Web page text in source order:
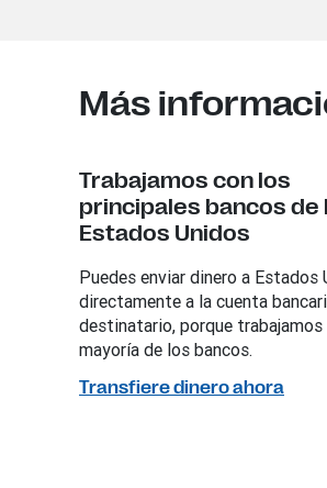
Más
Trabajamos con los
principales bancos de
Estados Unidos
Puedes enviar dinero a Estados
directamente a la cuenta
destinatario, porque trabajamos
mayoría de los bancos.
Transfiere dinero ahora